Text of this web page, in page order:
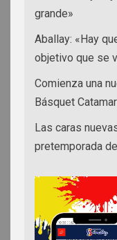
grande»
Aballay: «Hay
objetivo que se
Comienza una
Básquet
Las caras
pretemporada